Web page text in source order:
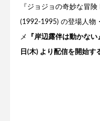
『ジョジョの奇妙な冒
(1992-1995) の登場人物
メ 『岸辺露伴は動かない
日(木) より配信を開始す